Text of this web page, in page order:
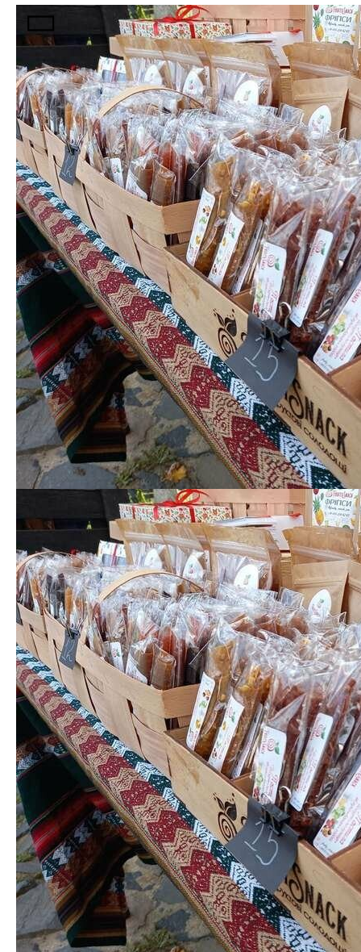
Фестиваль вуличної їжі Lutsk Food Fest повернувся
до Луцька з новими смаковими враженнями і
крутою розважальною програмою з нагоди Дня
міста.
Фест стартував у суботу, 4 вересня, о 11:00 на
території Замку Любарта і триватиме глибокої ночі.
Завітали на відкриття і журналісти ІА «Конкурент».
У перший день гостей фестивалю розважатимуть
гурт PATSYKI Z FRANEKA та відомі діджеї Луцька й
України — DJ Lexus, DJ Plu , DJ Dustin та
беззаперечний хедлайнер клубної музики — DJ KON’.
Ще на фесті виступатимуть потужні спікери, буде
функціонувати дитяча зона дитяча зона, ну і,
звичайно, гостей пригощатимуть різноманітними
смаколиками – на будь-який смак і гаманець.
На фудфесті представлена не тільки українська
кухня, тут можна скуштувати угорські й грузинські
страви. Крім готової їжі тут можна придбати
продукти – мед, горіхи, пастилу тощо.
[ad_2]
Источник:0332.ua
Від Київського моря до
Шацьких озер: 5 вершників
вирушили у кінний похід
Предыдущая запись
Ремонт площі Ринок і
підсвітка костелу: як влада
Луцька збирається
вдихнути життя у Старе
місто
Следующая запись
Добавить комментарий
Ваш адрес email не будет опубликован.Обязательные
поля помечены
Комментарий